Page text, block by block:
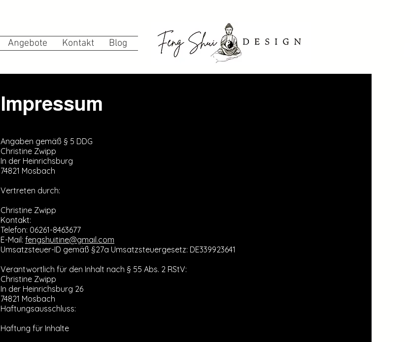
Angebote Kontakt Blog
Impressum
Angaben gemäß § 5 DDG
Christine Zwipp
In der Heinrichsburg
74821 Mosbach
Vertreten durch:
Christine Zwipp
Kontakt:
Telefon: 06261-8463677
E-Mail:fengshuitine@gmail.com
Umsatzsteuer-ID gemäß §27a Umsatzsteuergesetz: DE339923641
Verantwortlich für den Inhalt nach § 55 Abs. 2 RStV:
Christine Zwipp
In der Heinrichsburg 26
74821 Mosbach
Haftungsausschluss:
Haftung für Inhalte